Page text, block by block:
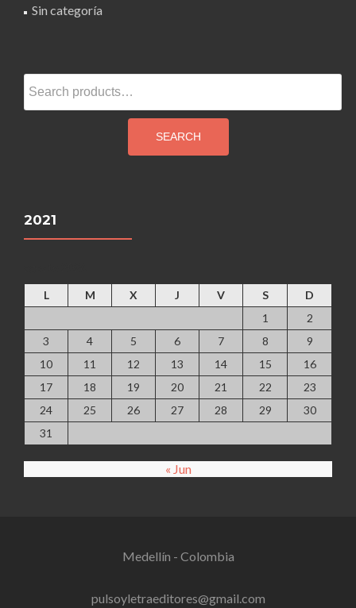
Sin categoría
Search
for:
SEARCH
2021
L M X J V S
D
1
2
3
4 5 6 7 8
9
10
11 12 13 14 15
16
17
18 19 20 21 22
23
24
25 26 27 28 29
30
31
« Jun
Medellín - Colombia
pulsoyletraeditores@gmail.com